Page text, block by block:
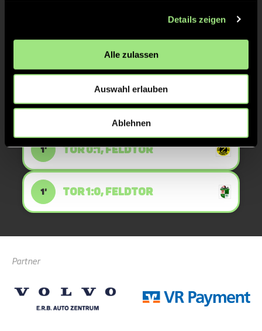
Details zeigen
Alle zulassen
Auswahl erlauben
Ablehnen
TOR 0:1, FELDTOR
2' TOR 1:0, FELDTOR
1' TOR 0:1, FELDTOR
1' TOR 1:0, FELDTOR
Partner